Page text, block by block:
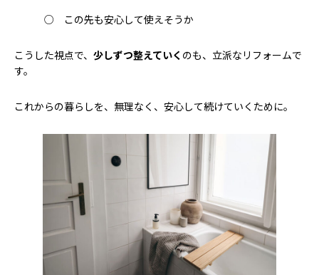
○ この先も安心して使えそうか
こうした視点で、 少しずつ整えていく のも、立派なリフォームで
す。
これからの暮らしを、無理なく、安心して続けていくために。